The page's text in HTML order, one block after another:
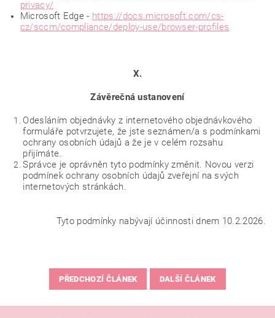
privacy/
Microsoft Edge - https://docs.microsoft.com/cs-
cz/sccm/compliance/deploy-use/browser-profiles
X.
Závěrečná ustanovení
Odesláním objednávky z internetového objednávkového
formuláře potvrzujete, že jste seznámen/a s podmínkami
ochrany osobních údajů a že je v celém rozsahu
přijímáte.
Správce je oprávněn tyto podmínky změnit. Novou verzi
podmínek ochrany osobních údajů zveřejní na svých
internetových stránkách.
Tyto podmínky nabývají účinnosti dnem 10.2.2026.
PŘEDCHOZÍ ČLÁNEK DALŠÍ ČLÁNEK